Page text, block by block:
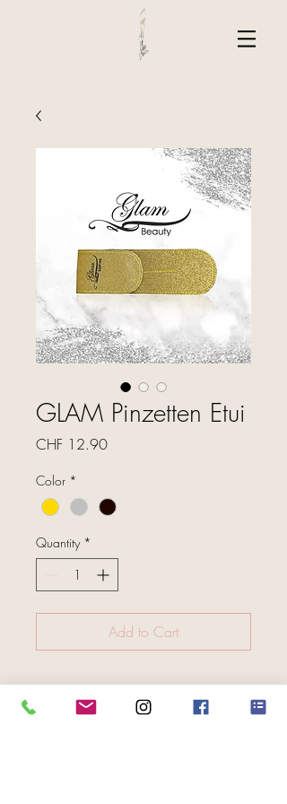
GLAM Pinzetten Etui
CHF 12.90Price
Color *
Quantity *
Add to Cart